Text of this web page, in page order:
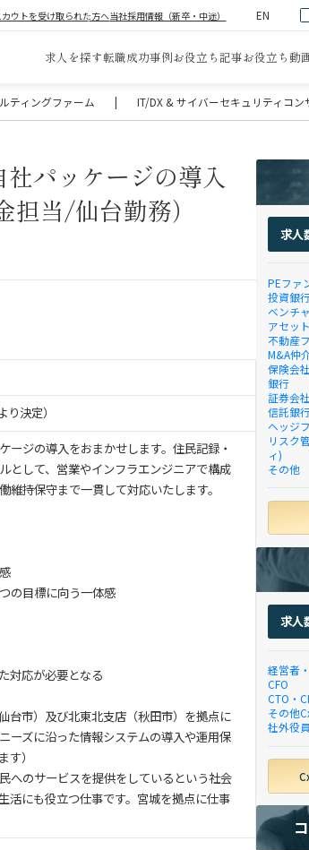
ウトを受け取られた方へ当社採用情報（新卒・中途） EN
求人を探す転職成功事例お役立ち記事お役立ち動
ティングファーム | IT/DX & サイバーセキュリティコン
パッケージの導入
当/仙台勤務）
決定）
ジの導入をおまかせします。住民記録・
として、営業やインフラエンジニアで構成
持保守まで一貫して対応いたします。
の目標に向う一体感
対応が必要となる
台市）及び北東北支店（秋田市）を拠点に
ーズに沿った情報システムの導入や運用保
）
へのサービスを提供をしているという社会
活にも役立つ仕事です。宮城を拠点に仕事
求人
PEファ
投資銀
ベンチ
アセッ
不動産
M&A仲
保険会
銀行
証券会社
信託銀
ヘッジ
リスク
ィ)
その他
求人
経営者
CFO
CTO・
その他
社外役